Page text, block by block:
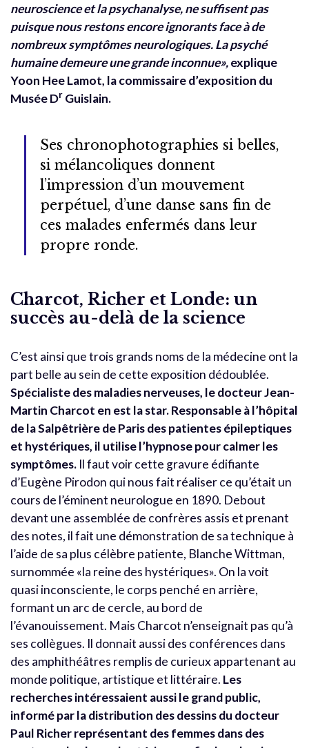
neuroscience et la psychanalyse, ne suffisent pas
puisque nous restons encore ignorants face à de
nombreux symptômes neurologiques. La psyché
humaine demeure une grande inconnue»,explique
Yoon Hee Lamot, la commissaire d’exposition du
Musée Dr Guislain.
Ses chronophotographies si belles,
si mélancoliques donnent
l’impression d’un mouvement
perpétuel, d’une danse sans fin de
ces malades enfermés dans leur
propre ronde.
Charcot, Richer et Londe: un
succès au-delà de la science
C’est ainsi que trois grands noms de la médecine ont la
part belle au sein de cette exposition dédoublée.
Spécialiste des maladies nerveuses, le docteur Jean-
Martin Charcot en est la star.Responsable à l’hôpital
de la Salpêtrière de Paris des patientes épileptiques
et hystériques, il utilise l’hypnose pour calmer les
symptômes. Il faut voir cette gravure édifiante
d’Eugène Pirodon qui nous fait réaliser ce qu’était un
cours de l’éminent neurologue en 1890. Debout
devant une assemblée de confrères assis et prenant
des notes, il fait une démonstration de sa technique à
l’aide de sa plus célèbre patiente, Blanche Wittman,
surnommée «la reine des hystériques». On la voit
quasi inconsciente, le corps penché en arrière,
formant un arc de cercle, au bord de
l’évanouissement. Mais Charcot n’enseignait pas qu’à
ses collègues. Il donnait aussi des conférences dans
des amphithéâtres remplis de curieux appartenant au
monde politique, artistique et littéraire. Les
recherches intéressaient aussi le grand public,
informé par la distribution des dessins du docteur
Paul Richer représentant des femmes dans des